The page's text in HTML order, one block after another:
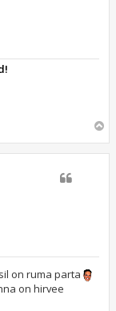
ö
on ruma parta
on hirvee